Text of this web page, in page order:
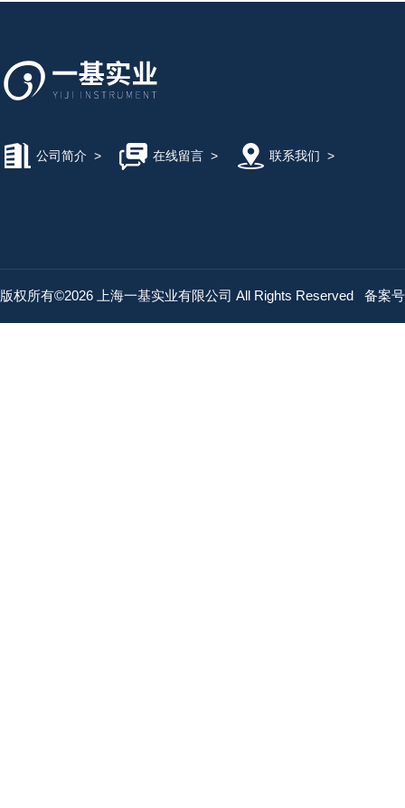
公司简介 > 在线留言> 联系我们 >
版权所有©2026 上海一基实业有限公司 All Rights Reserved 备案